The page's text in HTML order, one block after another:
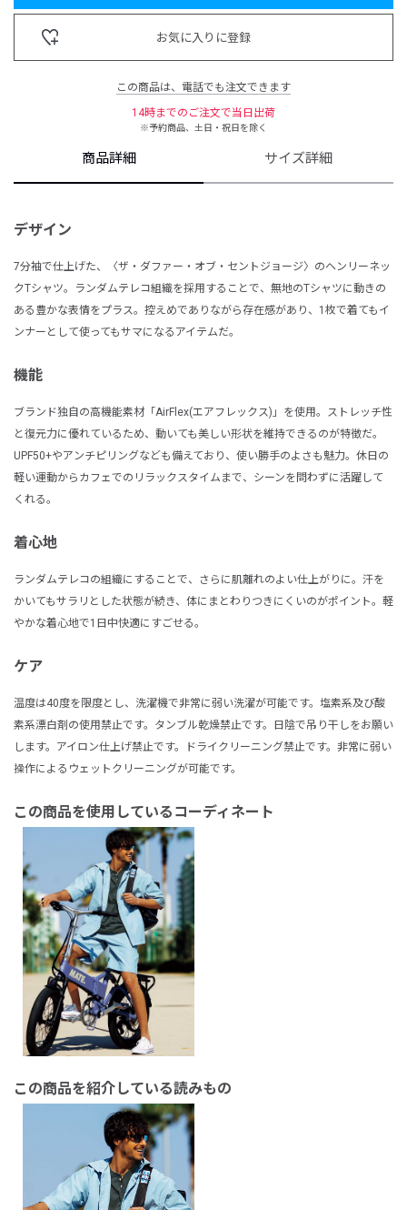
お気に入りに登録
この商品は、電話でも注文できます
14時までのご注文で当日出荷
※予約商品、土日・祝日を除く
商品詳細 サイズ詳細
デザイン
7分袖で仕上げた、〈ザ・ダファー・オブ・セントジョージ〉のヘンリーネッ
クTシャツ。ランダムテレコ組織を採用することで、無地のTシャツに動きの
ある豊かな表情をプラス。控えめでありながら存在感があり、1枚で着てもイ
ンナーとして使ってもサマになるアイテムだ。
機能
ブランド独自の高機能素材「AirFlex(エアフレックス)」を使用。ストレッチ性
と復元力に優れているため、動いても美しい形状を維持できるのが特徴だ。
UPF50+やアンチピリングなども備えており、使い勝手のよさも魅力。休日の
軽い運動からカフェでのリラックスタイムまで、シーンを問わずに活躍して
くれる。
着心地
ランダムテレコの組織にすることで、さらに肌離れのよい仕上がりに。汗を
かいてもサラリとした状態が続き、体にまとわりつきにくいのがポイント。軽
やかな着心地で1日中快適にすごせる。
ケア
温度は40度を限度とし、洗濯機で非常に弱い洗濯が可能です。塩素系及び酸
素系漂白剤の使用禁止です。タンブル乾燥禁止です。日陰で吊り干しをお願い
します。アイロン仕上げ禁止です。ドライクリーニング禁止です。非常に弱い
操作によるウェットクリーニングが可能です。
この商品を使用しているコーディネート
この商品を紹介している読みもの